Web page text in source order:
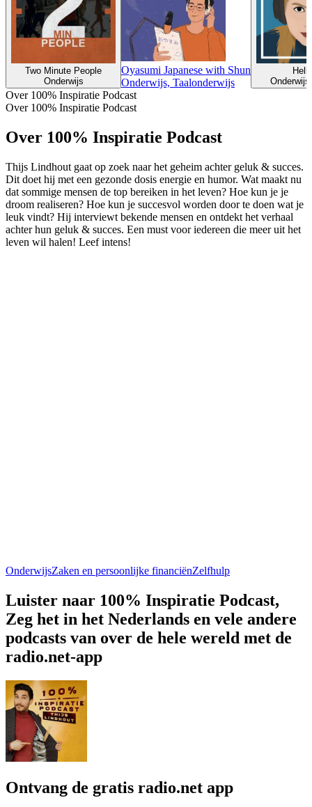
Two Minute People
Onderwijs
Oyasumi Japanese with Shun
Onderwijs, Taalonderwijs
Over 100% Inspiratie Podcast
Over 100% Inspiratie Podcast
Over 100% Inspiratie Podcast
Thijs Lindhout gaat op zoek naar het geheim achter geluk & succes.
Dit doet hij met een gezonde dosis energie en humor. Wat maakt nu
dat sommige mensen de top bereiken in het leven? Hoe kun je je
droom realiseren? Hoe kun je succesvol worden door te doen wat je
leuk vindt? Hij interviewt bekende mensen en ontdekt het verhaal
achter hun geluk & succes. Een must voor iedereen die meer uit het
leven wil halen! Leef intens!
OnderwijsZaken en persoonlijke financiënZelfhulp
Luister naar 100% Inspiratie Podcast,
Zeg het in het Nederlands en vele andere
podcasts van over de hele wereld met de
radio.net-app
Ontvang de gratis radio.net app